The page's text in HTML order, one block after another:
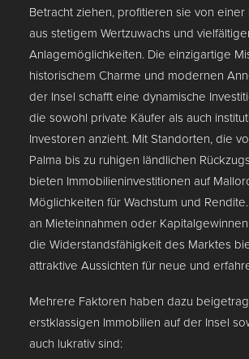
Betracht ziehen, profitieren sie von einer
aus stetigem Wertzuwachs und
Anlagemöglichkeiten. Die einzigartige
historischem Charme und modernen
der Insel schafft eine dynamische
die sowohl private Käufer als auch
Investoren anzieht. Mit Standorten, die
Palma bis zu ruhigen ländlichen
bieten Immobilieninvestitionen auf
Möglichkeiten für Wachstum und
an Mieteinnahmen oder
die Widerstandsfähigkeit des Marktes
attraktive Aussichten für neue und
Mehrere Faktoren haben dazu
erstklassigen Immobilien auf der Insel
auch lukrativ sind: